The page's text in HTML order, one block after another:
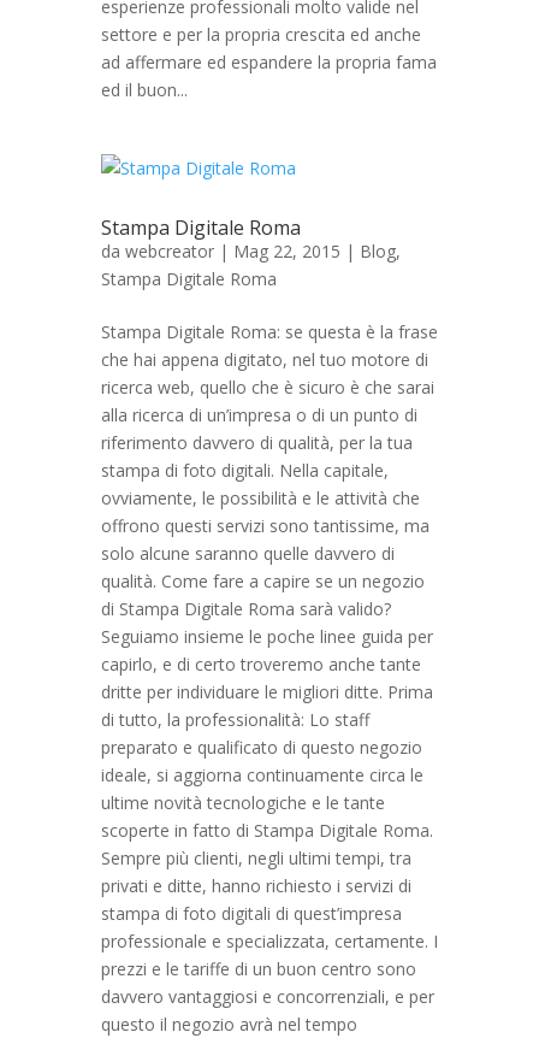
esperienze professionali molto valide nel
settore e per la propria crescita ed anche
ad affermare ed espandere la propria fama
ed il buon...
Stampa Digitale Roma
da webcreator | Mag 22, 2015 | Blog,
Stampa Digitale Roma
Stampa Digitale Roma: se questa è la frase
che hai appena digitato, nel tuo motore di
ricerca web, quello che è sicuro è che sarai
alla ricerca di un’impresa o di un punto di
riferimento davvero di qualità, per la tua
stampa di foto digitali. Nella capitale,
ovviamente, le possibilità e le attività che
offrono questi servizi sono tantissime, ma
solo alcune saranno quelle davvero di
qualità. Come fare a capire se un negozio
di Stampa Digitale Roma sarà valido?
Seguiamo insieme le poche linee guida per
capirlo, e di certo troveremo anche tante
dritte per individuare le migliori ditte. Prima
di tutto, la professionalità: Lo staff
preparato e qualificato di questo negozio
ideale, si aggiorna continuamente circa le
ultime novità tecnologiche e le tante
scoperte in fatto di Stampa Digitale Roma.
Sempre più clienti, negli ultimi tempi, tra
privati e ditte, hanno richiesto i servizi di
stampa di foto digitali di quest’impresa
professionale e specializzata, certamente. I
prezzi e le tariffe di un buon centro sono
davvero vantaggiosi e concorrenziali, e per
questo il negozio avrà nel tempo